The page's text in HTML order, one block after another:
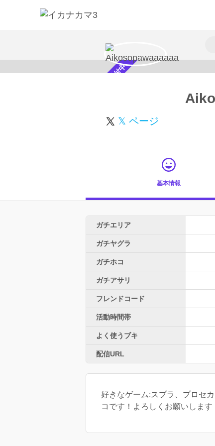
スカウト受付中
𝕏 ページ
基本情報
ガチエリア
ガチヤグラ
ガチホコ
ガチアサリ
フレンドコード
活動時間帯
よく使うブキ
配信URL
好きなゲーム:スプラ、プロセ
コです！よろしくお願いします